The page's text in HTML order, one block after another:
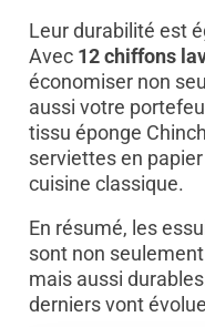
Leur durabilité est
Avec 12 chiffons
économiser non
aussi votre
tissu éponge
serviettes en
cuisine classique.
En résumé, les
sont non
mais aussi
derniers vont